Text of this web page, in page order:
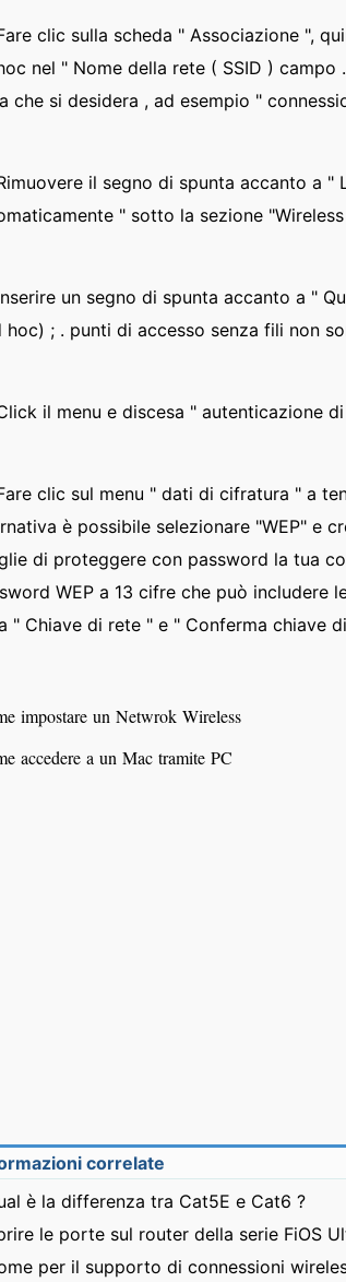
clic sulla scheda " Associazione ",
nel " Nome della rete ( SSID ) campo
che si desidera , ad esempio "
il segno di spunta accanto a "
" sotto la sezione
un segno di spunta accanto a "
hoc) ; . punti di accesso senza fili non
il menu e discesa " autenticazione
clic sul menu " dati di cifratura " a
è possibile selezionare "WEP" e
di proteggere con password la tua
WEP a 13 cifre che può includere
" Chiave di rete " e " Conferma chiave
impostare un Netwrok Wireless
accedere a un Mac tramite PC
correlate
è la differenza tra Cat5E e Cat6 ?
le porte sul router della serie FiOS
per il supporto di connessioni